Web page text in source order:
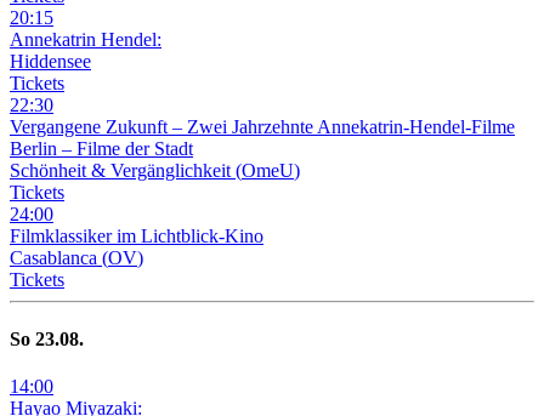
20:15
Annekatrin Hendel:
Hiddensee
Tickets
22:30
Vergangene Zukunft – Zwei Jahrzehnte Annekatrin-Hendel-Filme
Berlin – Filme der Stadt
Schönheit & Vergänglichkeit (OmeU)
Tickets
24:00
Filmklassiker im Lichtblick-Kino
Casablanca (OV)
Tickets
So 23.08.
14:00
Hayao Miyazaki: